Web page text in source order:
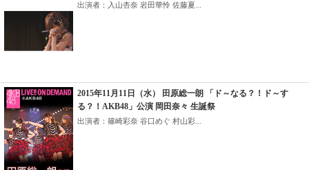
出演者：入山杏奈 岩田華怜 佐藤夏...
2015年11月11日（水） 田原総一朗 「ド～なる？！ド～す
る？！AKB48」公演 岡田奈々 生誕祭
出演者：篠崎彩奈 谷口めぐ 村山彩...